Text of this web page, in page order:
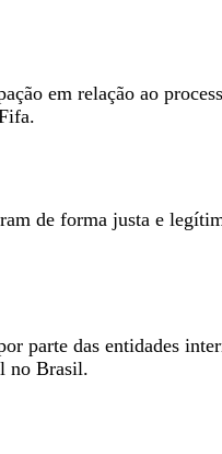
em relação ao
de forma justa e
parte das entidades
no Brasil.